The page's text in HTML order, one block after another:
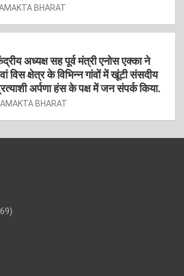
BHARAT
अध्यक्ष सह पूर्व मंत्री एनोस एक्का ने
विस क्षेत्र के विभिन्न गांवों में खूंटी संसदीय
अर्पणा हंस के पक्ष में जन संपर्क किया.
BHARAT